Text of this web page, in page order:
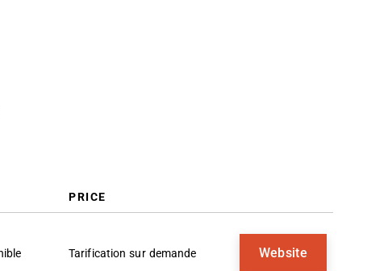
PRICE
Tarification sur demande Website